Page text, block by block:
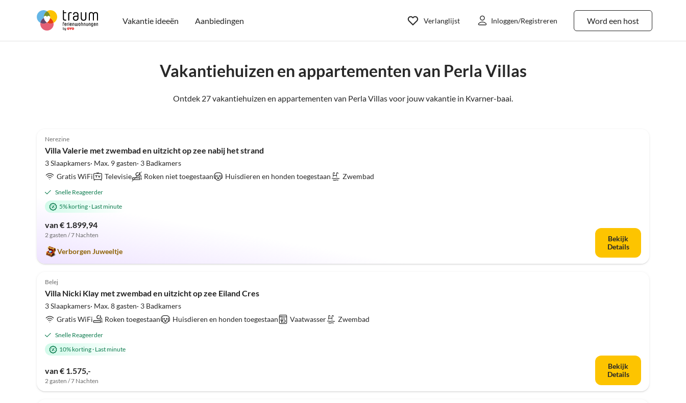
Vakantie ideeën Aanbiedingen Word een host
Verlanglijst Inloggen/Registreren
Vakantiehuizen en appartementen van Perla Villas
Ontdek 27 vakantiehuizen en appartementen van Perla Villas voor jouw vakantie in Kvarner-baai.
Nerezine
Villa Valerie met zwembad en uitzicht op zee nabij het strand
3 Slaapkamers· Max. 9 gasten· 3 Badkamers
Gratis WiFi
Televisie Roken niet toegestaan Huisdieren en honden toegestaan Zwembad
Snelle Reageerder
5% korting· Last minute
van € 1.899,94
2 gasten / 7 Nachten
Verborgen Juweeltje
Bekijk
Details
5.0 (1)
Belej
Villa Nicki Klay met zwembad en uitzicht op zee Eiland Cres
3 Slaapkamers· Max. 8 gasten· 3 Badkamers
Gratis WiFi
Roken toegestaan Huisdieren en honden toegestaan Vaatwasser Zwembad
Snelle Reageerder
10% korting· Last minute
van € 1.575,-
2 gasten / 7 Nachten
Bekijk
Details
4.8 (1)